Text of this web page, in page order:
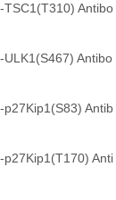
TSC1(T310) Antibo
ULK1(S467) Antibo
p27Kip1(S83) Antib
p27Kip1(T170) Anti